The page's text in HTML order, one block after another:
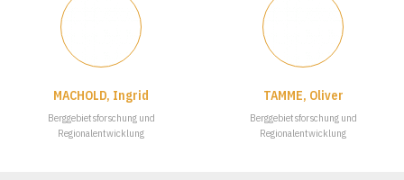
MACHOLD, Ingrid
Berggebietsforschung und
Regionalentwicklung
TAMME, Oliver
Berggebietsforschung und
Regionalentwicklung